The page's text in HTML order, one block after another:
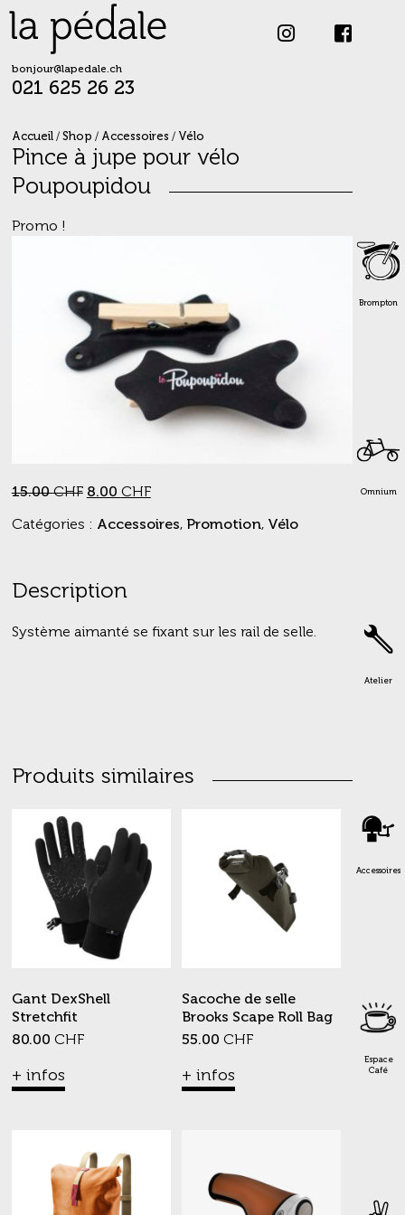
Skip
content
bonjour@lapedale.ch
021 625 26 23
Brompton
Omnium
Atelier
Accessoires
Espace
Café
Accueil/ Shop / Accessoires / Vélo
Pince à jupe pour vélo
Poupoupidou
Promo !
15.00CHF Le
initial
8.00 CHFLe
actuel
Catégories : Accessoires, Promotion, Vélo
Description
Système aimanté se fixant sur les rail de selle.
Produits similaires
Gant DexShell
Stretchfit
80.00 CHF
+ infos
Sacoche de selle
Brooks Scape Roll Bag
55.00CHF
+ infos